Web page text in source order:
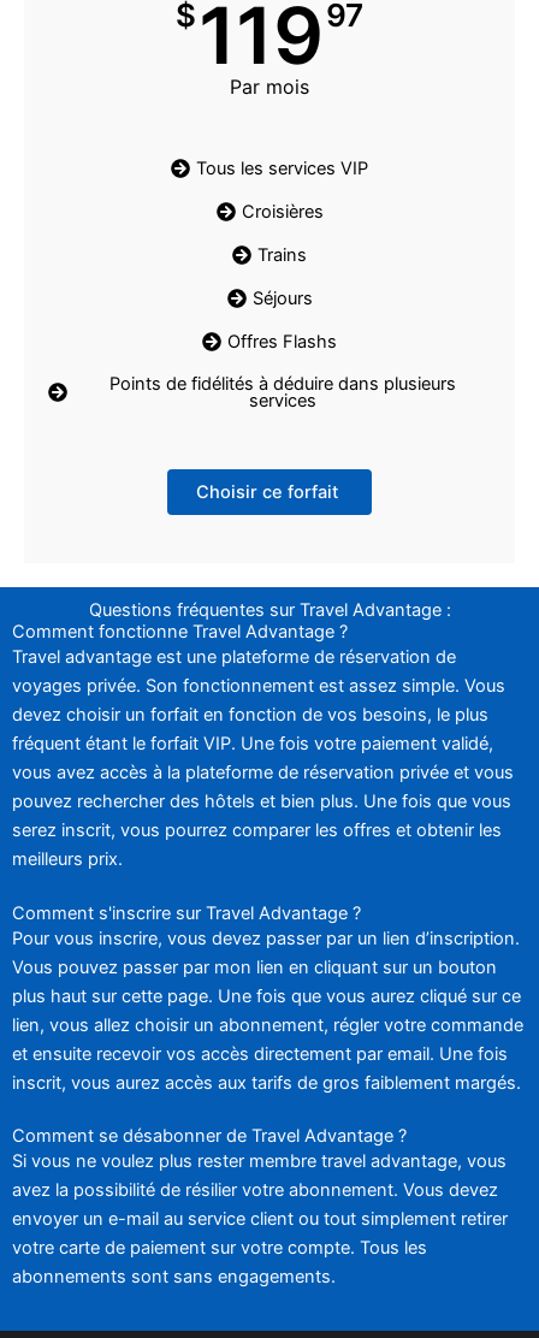
$11997
Par mois
Tous les services VIP
Croisières
Trains
Séjours
Offres Flashs
Points de fidélités à déduire dans plusieurs
services
Choisir ce forfait
Questions fréquentes sur Travel Advantage :
Comment fonctionne Travel Advantage ?
Travel advantage est une plateforme de réservation de
voyages privée. Son fonctionnement est assez simple. Vous
devez choisir un forfait en fonction de vos besoins, le plus
fréquent étant le forfait VIP. Une fois votre paiement validé,
vous avez accès à la plateforme de réservation privée et vous
pouvez rechercher des hôtels et bien plus. Une fois que vous
serez inscrit, vous pourrez comparer les offres et obtenir les
meilleurs prix.
Comment s'inscrire sur Travel Advantage ?
Pour vous inscrire, vous devez passer par un lien d’inscription.
Vous pouvez passer par mon lien en cliquant sur un bouton
plus haut sur cette page. Une fois que vous aurez cliqué sur ce
lien, vous allez choisir un abonnement, régler votre commande
et ensuite recevoir vos accès directement par email. Une fois
inscrit, vous aurez accès aux tarifs de gros faiblement margés.
Comment se désabonner de Travel Advantage ?
Si vous ne voulez plus rester membre travel advantage, vous
avez la possibilité de résilier votre abonnement. Vous devez
envoyer un e-mail au service client ou tout simplement retirer
votre carte de paiement sur votre compte. Tous les
abonnements sont sans engagements.